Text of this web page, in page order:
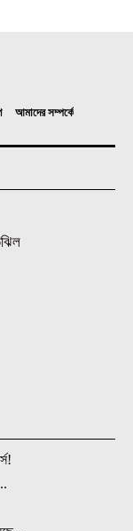
আমাদের সম্পর্কে